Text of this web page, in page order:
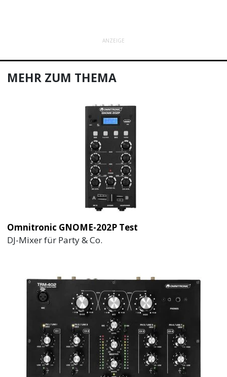
ANZEIGE
MEHR ZUM THEMA
Omnitronic GNOME-202P Test
DJ-Mixer für Party & Co.